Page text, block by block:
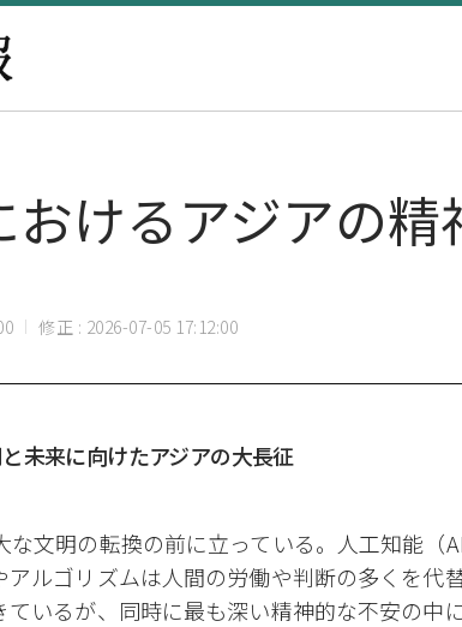
けるアジアの精
修正 : 2026-07-05 17:12:00
未来に向けたアジアの大長征
な文明の転換の前に立っている。人工知能（
アルゴリズムは人間の労働や判断の多くを代
いるが、同時に最も深い精神的な不安の中